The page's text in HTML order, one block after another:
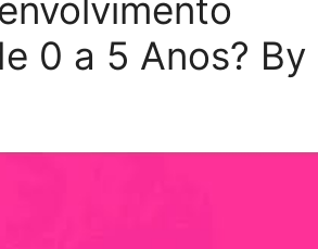
0 a 5 Anos? By